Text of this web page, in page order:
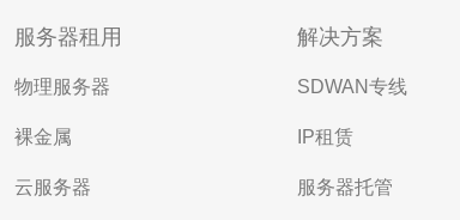
服务器租用
物理服务器
裸金属
云服务器
解决方案
SDWAN专线
IP租赁
服务器托管